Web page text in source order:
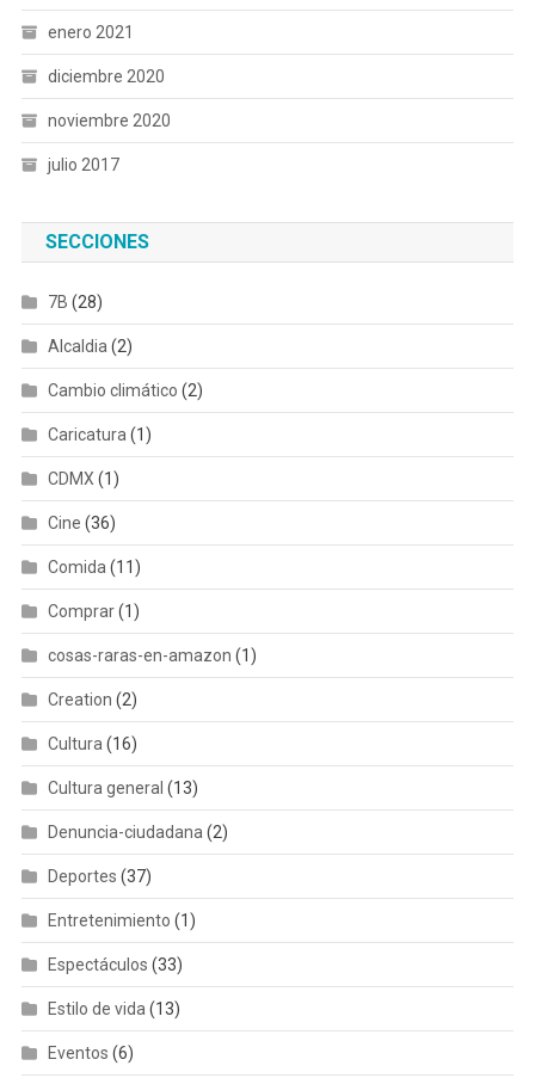
enero 2021
diciembre 2020
noviembre 2020
julio 2017
SECCIONES
7B (28)
Alcaldia (2)
Cambio climático (2)
Caricatura (1)
CDMX (1)
Cine (36)
Comida (11)
Comprar(1)
cosas-raras-en-amazon (1)
Creation (2)
Cultura (16)
Cultura general (13)
Denuncia-ciudadana (2)
Deportes (37)
Entretenimiento (1)
Espectáculos (33)
Estilo de vida (13)
Eventos (6)